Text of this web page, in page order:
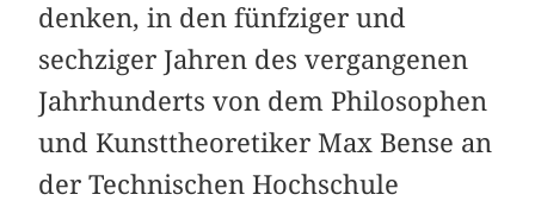
denken, in den fünfziger und
sechziger Jahren des vergangenen
Jahrhunderts von dem Philosophen
und Kunsttheoretiker Max Bense an
der Technischen Hochschule